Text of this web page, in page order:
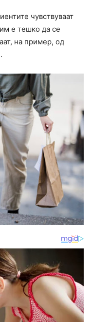
чувствуваат
е тешко да се
на пример, од